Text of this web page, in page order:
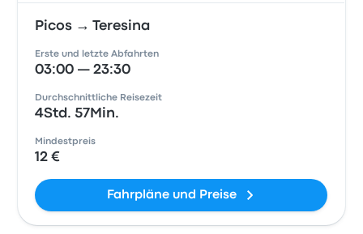
Picos → Teresina
Erste und letzte Abfahrten
03:00 — 23:30
Durchschnittliche Reisezeit
4Std. 57Min.
Mindestpreis
12 €
Fahrpläne und Preise